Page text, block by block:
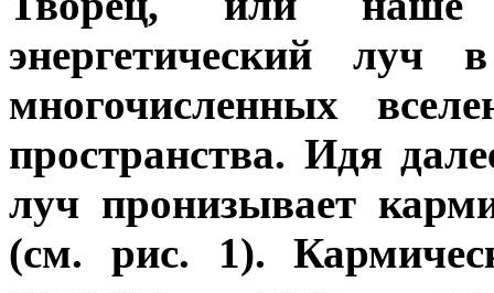
энергетический
многочисленных
пространства. Идя
луч пронизывает
(см. рис. 1).